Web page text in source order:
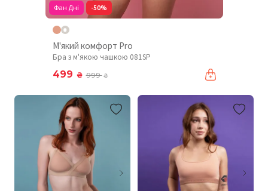
Фан Дні -50%
М'який комфорт Pro
Бра з м'якою чашкою 081SP
499 ₴ 999₴